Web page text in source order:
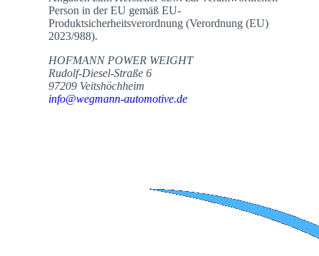
Person in der EU gemäß EU-
Produktsicherheitsverordnung (Verordnung (EU)
2023/988).
HOFMANN POWER WEIGHT
Rudolf-Diesel-Straße 6
97209 Veitshöchheim
info@wegmann-automotive.de